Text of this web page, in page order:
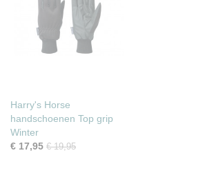
Harry's Horse
handschoenen Top grip
Winter
€ 17,95 € 19,95